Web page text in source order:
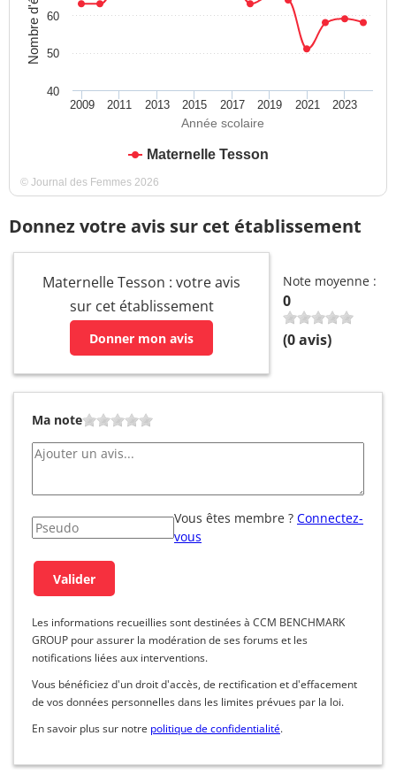
Année scolaire
Maternelle Tesson
2009 2011 2013 2015 2017 2019 2021 2023
40
50
60
© Journal des Femmes 2026
Donnez votre avis sur cet établissement
Maternelle Tesson : votre avis
sur cet établissement
Donner mon avis
Note moyenne :
0
(0avis)
Ma note
Vous êtes membre ? Connectez-
vous
Les informations recueillies sont destinées à CCM BENCHMARK
GROUP pour assurer la modération de ses forums et les
notifications liées aux interventions.
Vous bénéficiez d'un droit d'accès, de rectification et d'effacement
de vos données personnelles dans les limites prévues par la loi.
En savoir plus sur notre politique de confidentialité.